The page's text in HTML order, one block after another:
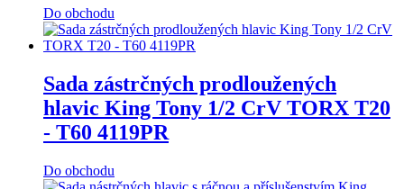
Do obchodu
Sada zástrčných prodloužených
hlavic King Tony 1/2 CrV TORX T20
- T60 4119PR
Do obchodu